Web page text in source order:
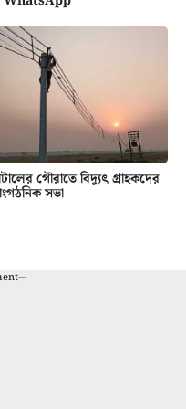
গৌরাতে বিদ্যুৎ গ্রাহকদের
সভা